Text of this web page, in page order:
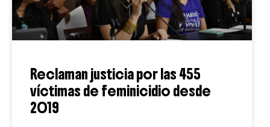
Reclaman justicia por las 455
víctimas de feminicidio desde
2019